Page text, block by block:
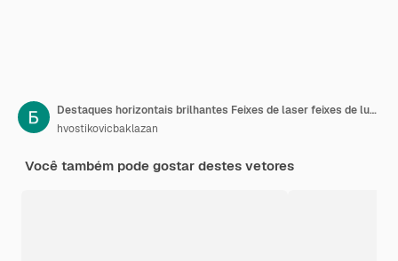
Destaques horizontais brilhantes Feixes de laser feixes de luz horizontais Lindas rajadas de luz PNG
hvostikovicbaklazan
Você também pode gostar destes vetores